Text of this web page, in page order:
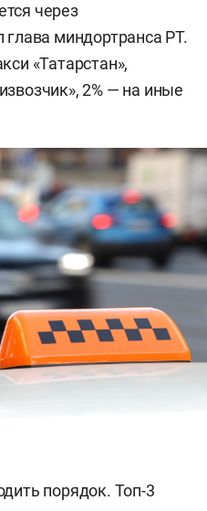
через
глава миндортранса РТ.
«Татарстан»,
2% — на иные
порядок. Топ-3